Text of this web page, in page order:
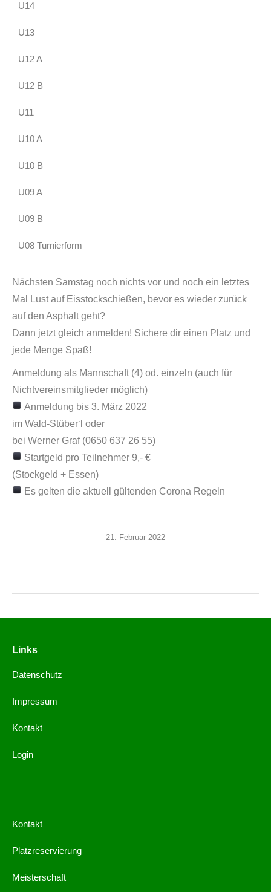
Nächsten Samstag noch nichts vor und noch ein letztes
Mal Lust auf Eisstockschießen, bevor es wieder zurück
auf den Asphalt geht?
Dann jetzt gleich anmelden! Sichere dir einen Platz und
jede Menge Spaß!
Anmeldung als Mannschaft (4) od. einzeln (auch für
Nichtvereinsmitglieder möglich)
Anmeldung bis 3. März 2022
im Wald-Stüber‘l oder
bei Werner Graf (0650 637 26 55)
Startgeld pro Teilnehmer 9,- €
(Stockgeld + Essen)
Es gelten die aktuell gültenden Corona Regeln
21. Februar 2022
U14
U13
U12 A
U12 B
U11
U10 A
U10 B
U09 A
U09 B
U08 Turnierform
Links
Datenschutz
Impressum
Kontakt
Login
Kontakt
Platzreservierung
Meisterschaft